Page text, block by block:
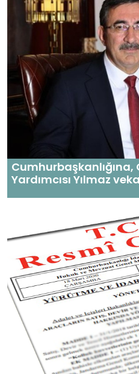
Cumhurbaşkanlığına,
Yardımcısı Yılmaz